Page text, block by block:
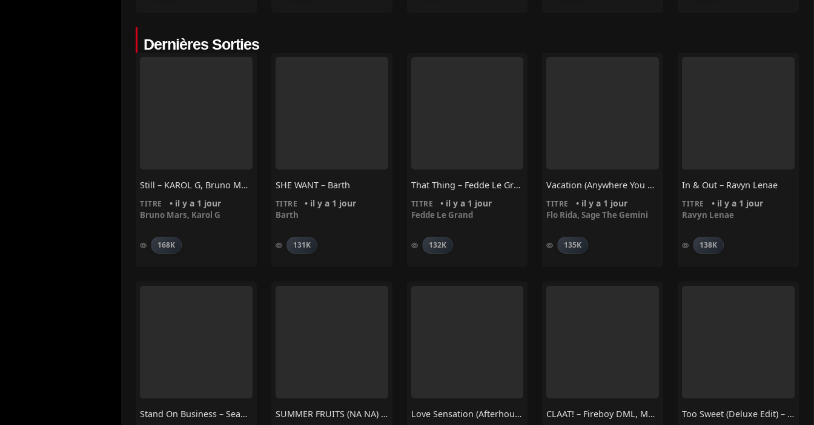
Dernières Sorties
Still – KAROL G, Bruno Mars
TITRE • il y a 1 jour
Bruno Mars, Karol G
168K
SHE WANT – Barth
TITRE • il y a 1 jour
Barth
131K
That Thing – Fedde Le Grand
TITRE • il y a 1 jour
Fedde Le Grand
132K
Vacation (Anywhere You Wanna Go) – Flo Rida, Sage The Gemini
TITRE • il y a 1 jour
Flo Rida,Sage The Gemini
135K
In & Out – Ravyn Lenae
TITRE • il y a 1 jour
Ravyn Lenae
138K
Stand On Business – Sean Paul SUMMER FRUITS (NA NA) – Original Koffee Love Sensation (Afterhours Mix) – Madonna, Kylie Minogue CLAAT! – Fireboy DML, Masicka Too Sweet (Deluxe Edit) – Trinix, The Macarons Project